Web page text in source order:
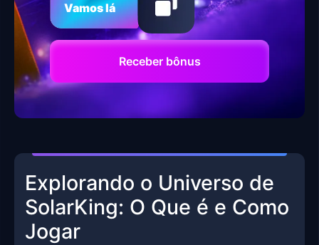
Vamos lá
Receber bônus
Explorando o Universo de
SolarKing: O Que é e Como
Jogar